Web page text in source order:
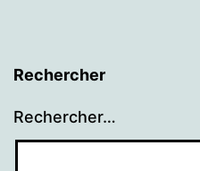
Rechercher
Rechercher…